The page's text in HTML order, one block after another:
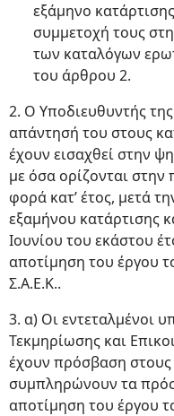
εξάμηνο
συμμετοχή τους
των καταλόγων
του άρθρου 2.
2. Ο Υποδιευθυντής
απάντησή του στους
έχουν εισαχθεί στην
με όσα ορίζονται
φορά κατ’ έτος, μετά
εξαμήνου κατάρτισης
Ιουνίου του εκάστου
αποτίμηση του έργου
Σ.Α.Ε.Κ..
3. α) Οι εντεταλμένοι
Τεκμηρίωσης και
έχουν πρόσβαση
συμπληρώνουν τα
αποτίμηση του έργου